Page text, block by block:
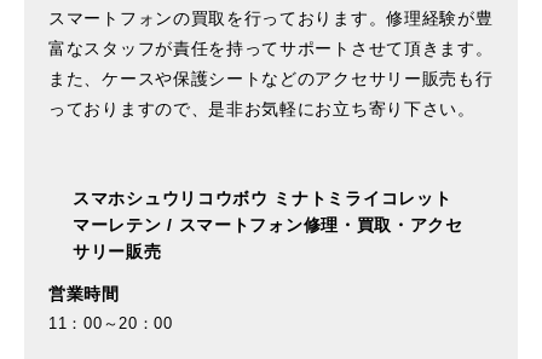
スマートフォンの買取を行っております。修理経験が豊
富なスタッフが責任を持ってサポートさせて頂きます。
また、ケースや保護シートなどのアクセサリー販売も行
っておりますので、是非お気軽にお立ち寄り下さい。
スマホシュウリコウボウ ミナトミライコレット
マーレテン / スマートフォン修理・買取・アクセ
サリー販売
営業時間
11：00～20：00